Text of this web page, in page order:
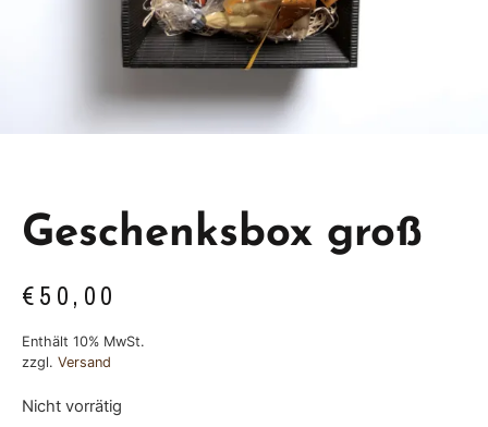
Geschenksbox groß
€50,00
Enthält 10% MwSt.
zzgl. Versand
Nicht vorrätig